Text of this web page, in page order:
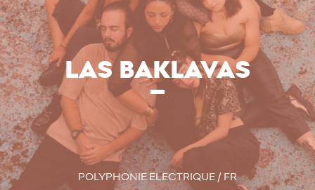
LAS BAKLAVAS
POLYPHONIE ELECTRIQUE / FR